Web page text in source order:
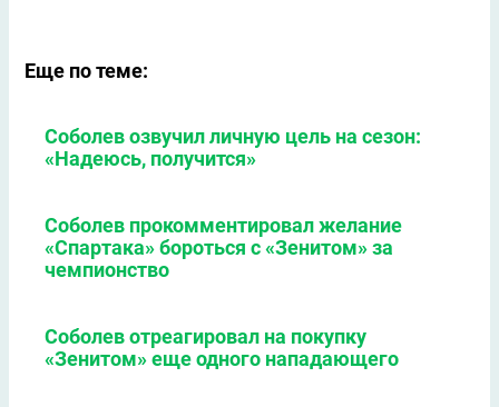
Еще по теме:
Соболев озвучил личную цель на сезон:
«Надеюсь, получится»
Соболев прокомментировал желание
«Спартака» бороться с «Зенитом» за
чемпионство
Соболев отреагировал на покупку
«Зенитом» еще одного нападающего